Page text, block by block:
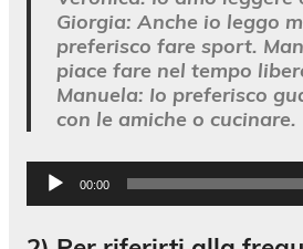
Giorgia: Anche io leggo
preferisco fare sport.
piace fare nel tempo
Manuela: Io preferisco
con le amiche o cucinare.
Audio
Player
00:00